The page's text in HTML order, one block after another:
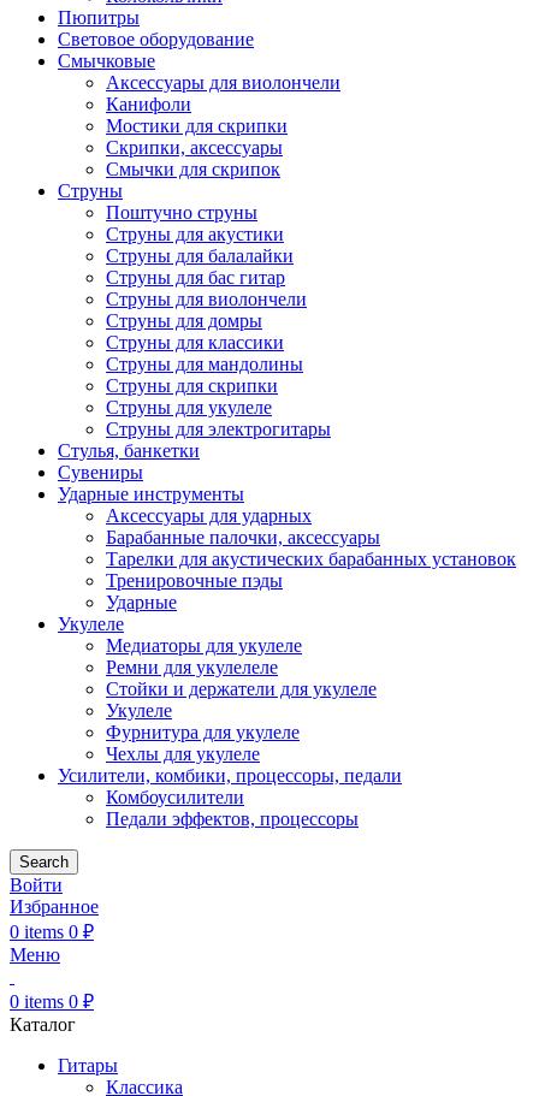
Пюпитры
Световое оборудование
Смычковые
Аксессуары для виолончели
Канифоли
Мостики для скрипки
Скрипки, аксессуары
Смычки для скрипок
Струны
Поштучно струны
Струны для акустики
Струны для балалайки
Струны для бас гитар
Струны для виолончели
Струны для домры
Струны для классики
Струны для мандолины
Струны для скрипки
Струны для укулеле
Струны для электрогитары
Стулья, банкетки
Сувениры
Ударные инструменты
Аксессуары для ударных
Барабанные палочки, аксессуары
Тарелки для акустических барабанных установок
Тренировочные пэды
Ударные
Укулеле
Медиаторы для укулеле
Ремни для укулелеле
Стойки и держатели для укулеле
Укулеле
Фурнитура для укулеле
Чехлы для укулеле
Усилители, комбики, процессоры, педали
Комбоусилители
Педали эффектов, процессоры
Search
Войти
Избранное
0 items 0 ₽
Меню
0 items 0 ₽
Каталог
Гитары
Классика